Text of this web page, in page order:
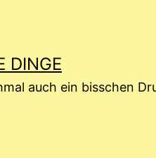
DINGE
auch ein bisschen